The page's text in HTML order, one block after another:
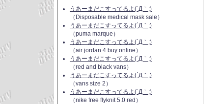
うあーまだこすってるよ(´Д｀;)
（Disposable medical mask sale）
うあーまだこすってるよ(´Д｀;)
（puma marque）
うあーまだこすってるよ(´Д｀;)
（air jordan 4 buy online）
うあーまだこすってるよ(´Д｀;)
（red and black vans）
うあーまだこすってるよ(´Д｀;)
（vans size 2）
うあーまだこすってるよ(´Д｀;)
（nike free flyknit 5.0 red）